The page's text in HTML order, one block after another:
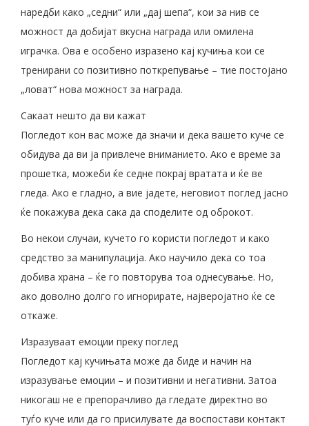
наредби како „седни“ или „дај шепа“, кои за нив се
можност да добијат вкусна награда или омилена
играчка. Ова е особено изразено кај кучиња кои се
тренирани со позитивно поткрепување – тие постојано
„ловат“ нова можност за награда.
Сакаат нешто да ви кажат
Погледот кон вас може да значи и дека вашето куче се
обидува да ви ја привлече вниманието. Ако е време за
прошетка, можеби ќе седне покрај вратата и ќе ве
гледа. Ако е гладно, а вие јадете, неговиот поглед јасно
ќе покажува дека сака да споделите од оброкот.
Во некои случаи, кучето го користи погледот и како
средство за манипулација. Ако научило дека со тоа
добива храна – ќе го повторува тоа однесување. Но,
ако доволно долго го игнорирате, најверојатно ќе се
откаже.
Изразуваат емоции преку поглед
Погледот кај кучињата може да биде и начин на
изразување емоции – и позитивни и негативни. Затоа
никогаш не е препорачливо да гледате директно во
туѓо куче или да го присилувате да воспостави контакт